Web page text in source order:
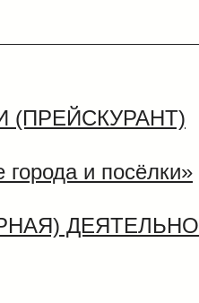
(ПРЕЙСКУРАНТ)
и посёлки»